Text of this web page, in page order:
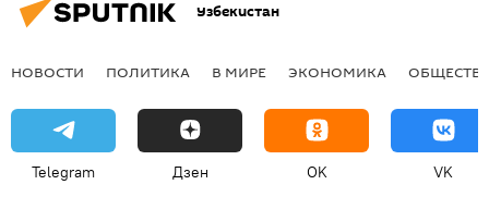
Узбекистан
НОВОСТИ ПОЛИТИКА В МИРЕ ЭКОНОМИКА
Telegram Дзен OK VK